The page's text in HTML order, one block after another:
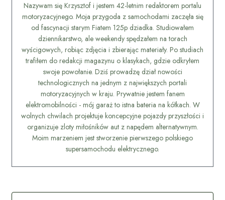
Nazywam się Krzysztof i jestem 42-letnim redaktorem portalu
motoryzacyjnego. Moja przygoda z samochodami zaczęła się
od fascynacji starym Fiatem 125p dziadka. Studiowałem
dziennikarstwo, ale weekendy spędzałem na torach
wyścigowych, robiąc zdjęcia i zbierając materiały. Po studiach
trafiłem do redakcji magazynu o klasykach, gdzie odkryłem
swoje powołanie. Dziś prowadzę dział nowości
technologicznych na jednym z największych portali
motoryzacyjnych w kraju. Prywatnie jestem fanem
elektromobilności - mój garaż to istna bateria na kółkach. W
wolnych chwilach projektuje koncepcyjne pojazdy przyszłości i
organizuje zloty miłośników aut z napędem alternatywnym.
Moim marzeniem jest stworzenie pierwszego polskiego
supersamochodu elektrycznego.